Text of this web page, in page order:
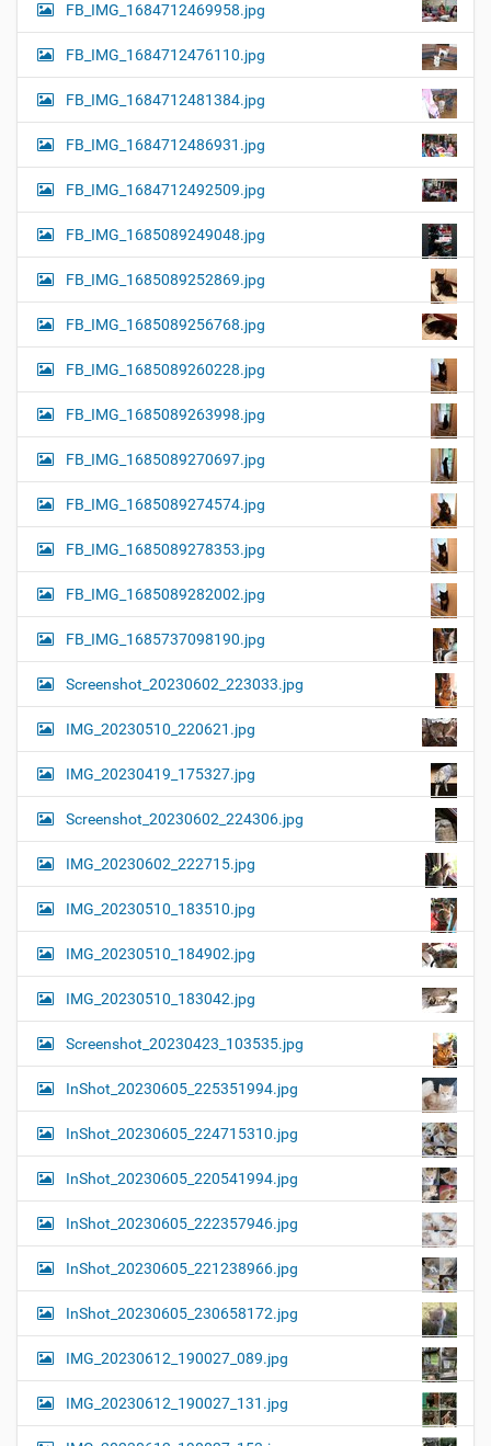
FB_IMG_1684712469958.jpg
FB_IMG_1684712476110.jpg
FB_IMG_1684712481384.jpg
FB_IMG_1684712486931.jpg
FB_IMG_1684712492509.jpg
FB_IMG_1685089249048.jpg
FB_IMG_1685089252869.jpg
FB_IMG_1685089256768.jpg
FB_IMG_1685089260228.jpg
FB_IMG_1685089263998.jpg
FB_IMG_1685089270697.jpg
FB_IMG_1685089274574.jpg
FB_IMG_1685089278353.jpg
FB_IMG_1685089282002.jpg
FB_IMG_1685737098190.jpg
Screenshot_20230602_223033.jpg
IMG_20230510_220621.jpg
IMG_20230419_175327.jpg
Screenshot_20230602_224306.jpg
IMG_20230602_222715.jpg
IMG_20230510_183510.jpg
IMG_20230510_184902.jpg
IMG_20230510_183042.jpg
Screenshot_20230423_103535.jpg
InShot_20230605_225351994.jpg
InShot_20230605_224715310.jpg
InShot_20230605_220541994.jpg
InShot_20230605_222357946.jpg
InShot_20230605_221238966.jpg
InShot_20230605_230658172.jpg
IMG_20230612_190027_089.jpg
IMG_20230612_190027_131.jpg